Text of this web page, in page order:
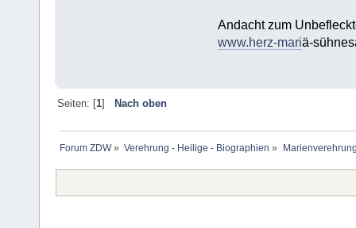
Andacht zum
www.herz-mariä-
Seiten: [1] Nach oben
Forum ZDW» Verehrung - Heilige - Biographien »